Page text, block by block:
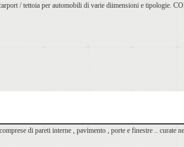
/ tettoia per automobili di varie diimensioni e tipologie.
di pareti interne , pavimento , porte e finestre .. curate